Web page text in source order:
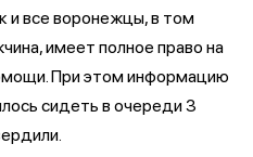
и все воронежцы, в том
имеет полное право на
При этом информацию
сидеть в очереди 3